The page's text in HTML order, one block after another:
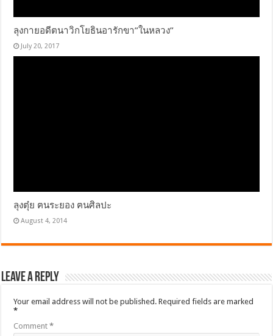
ลุงกายอดีตนาวิกโยธินอารักขา”ในหลวง”
July 20, 2017
ลุงตุ๋ย ฅนระยอง ฅนศิลปะ
August 4, 2014
Leave a Reply
Your email address will not be published. Required fields are marked
*
Comment*